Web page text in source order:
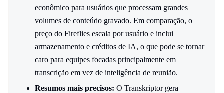
econômico para usuários que processam grandes
volumes de conteúdo gravado. Em comparação, o
preço do Fireflies escala por usuário e inclui
armazenamento e créditos de IA, o que pode se tornar
caro para equipes focadas principalmente em
transcrição em vez de inteligência de reunião.
Resumos mais precisos: O Transkriptor gera